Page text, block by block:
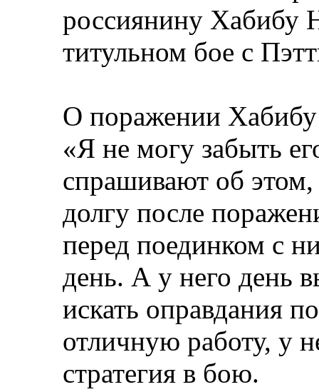
россиянину Хабибу
титульном бое с
О поражении
«Я не могу забыть
спрашивают об
долгу после
перед поединком с
день. А у него день
искать оправдания
отличную работу, у
стратегия в бою.